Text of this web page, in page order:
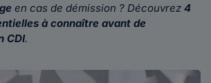
en cas de démission ? Découvrez 4
à connaître avant de
CDI.